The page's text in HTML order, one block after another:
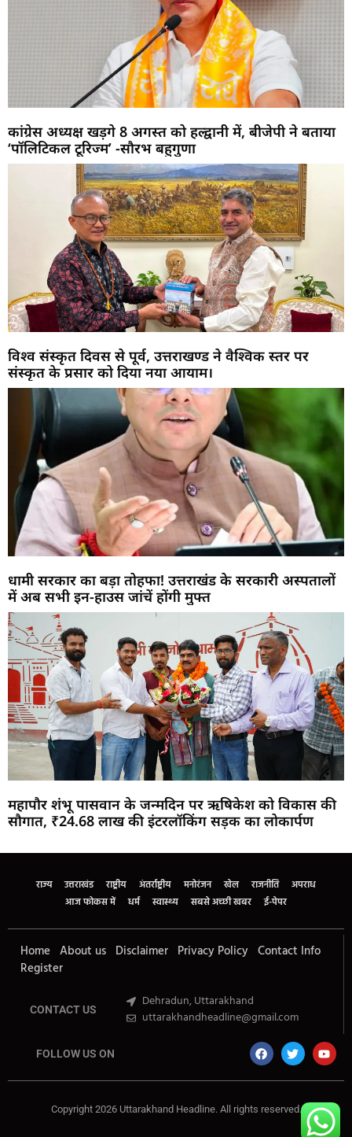
कांग्रेस अध्यक्ष खड़गे 8 अगस्त को हल्द्वानी में, बीजेपी ने बताया
‘पॉलिटिकल टूरिज्म’ -सौरभ बहुगुणा
विश्व संस्कृत दिवस से पूर्व, उत्तराखण्ड ने वैश्विक स्तर पर
संस्कृत के प्रसार को दिया नया आयाम।
धामी सरकार का बड़ा तोहफा! उत्तराखंड के सरकारी अस्पतालों
में अब सभी इन-हाउस जांचें होंगी मुफ्त
महापौर शंभू पासवान के जन्मदिन पर ऋषिकेश को विकास की
सौगात, ₹24.68 लाख की इंटरलॉकिंग सड़क का लोकार्पण
राज्य उत्तराखंड राष्ट्रीय अंतर्राष्ट्रीय मनोरंजन खेल राजनीति
अपराध
आज फोकस में
धर्म स्वास्थ्य सबसे अच्छी खबर ई-पेपर
Home About us Disclaimer Privacy Policy Contact Info
Register
CONTACT US
Dehradun, Uttarakhand
uttarakhandheadline@gmail.com
FOLLOW US ON
Copyright 2026 Uttarakhand Headline. All rights reserved.